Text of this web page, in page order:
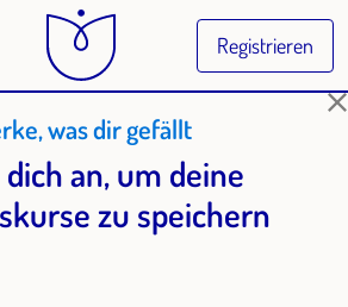
Registrieren
was dir gefällt
an, um deine
zu speichern